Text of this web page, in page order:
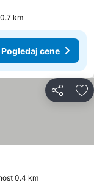
km
Pogledaj cene
Deli
0.4 km